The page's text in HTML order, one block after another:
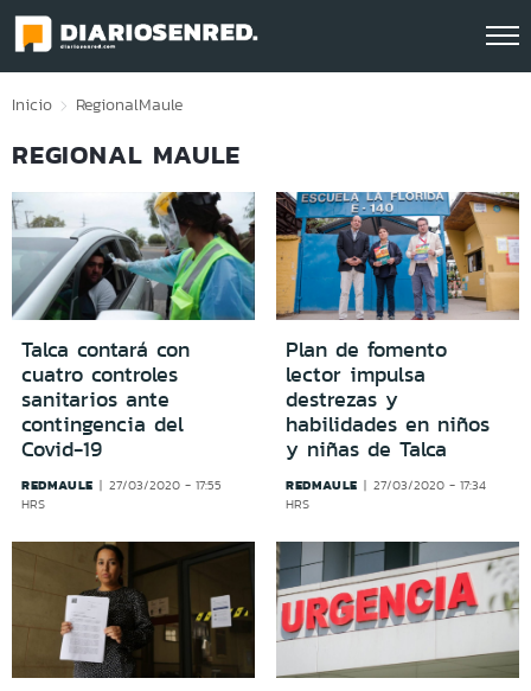
Click acá para ir directamente al contenido
Inicio RegionalMaule
REGIONAL MAULE
Talca contará con
cuatro controles
sanitarios ante
contingencia del
Covid-19
REDMAULE
27/03/2020 - 17:55
HRS
Plan de fomento
lector impulsa
destrezas y
habilidades en niños
y niñas de Talca
REDMAULE
27/03/2020 - 17:34
HRS